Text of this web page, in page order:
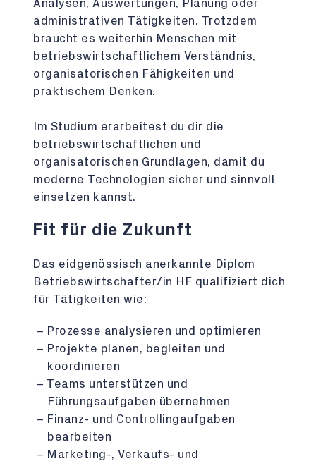
Analysen, Auswertungen, Planung oder
administrativen Tätigkeiten. Trotzdem
braucht es weiterhin Menschen mit
betriebswirtschaftlichem Verständnis,
organisatorischen Fähigkeiten und
praktischem Denken.
Im Studium erarbeitest du dir die
betriebswirtschaftlichen und
organisatorischen Grundlagen, damit du
moderne Technologien sicher und sinnvoll
einsetzen kannst.
Fit für die Zukunft
Das eidgenössisch anerkannte Diplom
Betriebswirtschafter/in HF qualifiziert dich
für Tätigkeiten wie:
Prozesse analysieren und optimieren
Projekte planen, begleiten und
koordinieren
Teams unterstützen und
Führungsaufgaben übernehmen
Finanz- und Controllingaufgaben
bearbeiten
Marketing-, Verkaufs- und